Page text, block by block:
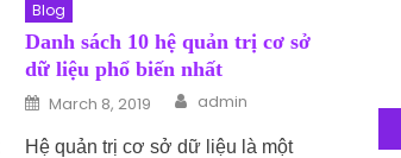
Blog
Danh sách 10 hệ quản trị cơ sở
dữ liệu phổ biến nhất
Posted on
March 8, 2019 Author
admin
Hệ quản trị cơ sở dữ liệu là một